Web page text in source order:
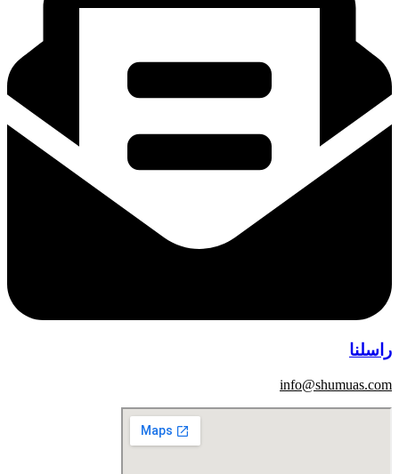
راسلنا
info@shumuas.com